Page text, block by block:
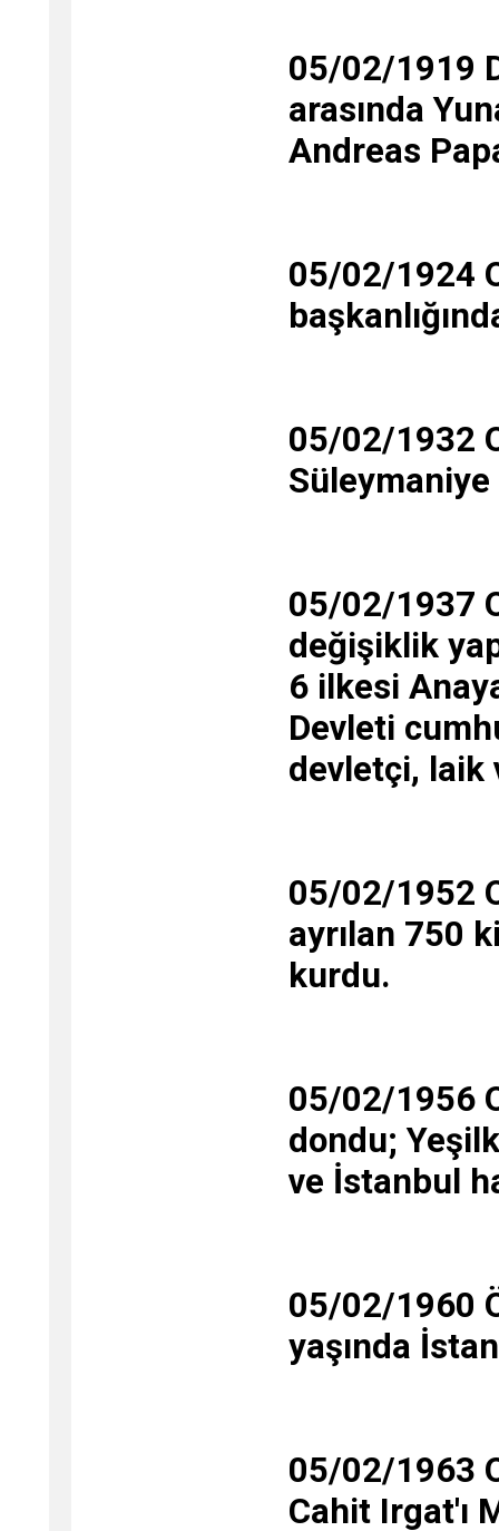
05/02/1919
arasında
Andreas
05/02/1924
05/02/1932
05/02/1937
değişiklik
6 ilkesi
Devleti
devletçi, laik
05/02/1952
ayrılan 750
kurdu.
05/02/1956
dondu;
ve İstanbul
05/02/1960
yaşında
05/02/1963
Cahit Irgat'ı